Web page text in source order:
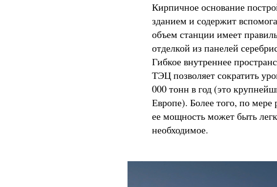
Кирпичное основание
зданием и содержит
объем станции имеет
отделкой из панелей
Гибкое внутреннее
ТЭЦ позволяет сократить
000 тонн в год (это
Европе). Более того, по мере
ее мощность может быть
необходимое.